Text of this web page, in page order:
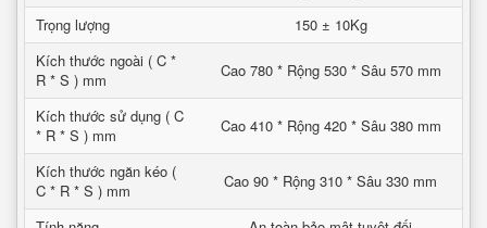
Trọng lượng
150 ± 10Kg
Kích thước ngoài ( C *
R * S ) mm
Cao 780 * Rộng 530 * Sâu 570 mm
Kích thước sử dụng ( C
* R * S ) mm
Cao 410 * Rộng 420 * Sâu 380 mm
Kích thước ngăn kéo (
C * R * S ) mm
Cao 90 * Rộng 310 * Sâu 330 mm